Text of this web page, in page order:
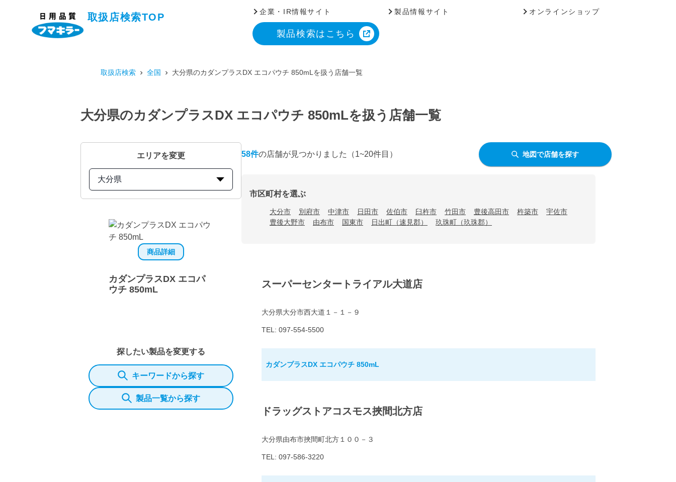
取扱店検索TOP
企業・IR情報サイト 製品情報サイト オンラインショップ
製品検索はこちら
取扱店検索 全国 大分県のカダンプラスDX エコパウチ 850mLを扱う店舗一覧
大分県のカダンプラスDX エコパウチ 850mLを扱う店舗一覧
エリアを変更
大分県
商品詳細
カダンプラスDX エコパ
ウチ 850mL
探したい製品を変更する
キーワードから探す
製品一覧から探す
58件の店舗が見つかりました （1~20件目） 地図で店舗を探す
市区町村を選ぶ
大分市 別府市 中津市 日田市 佐伯市 臼杵市 竹田市 豊後高田市 杵築市
宇佐市
豊後大野市
由布市 国東市 日出町（速見郡） 玖珠町（玖珠郡）
スーパーセンタートライアル大道店
大分県大分市西大道１－１－９
TEL: 097-554-5500
カダンプラスDX エコパウチ 850mL
ドラッグストアコスモス挾間北方店
大分県由布市挾間町北方１００－３
TEL: 097-586-3220